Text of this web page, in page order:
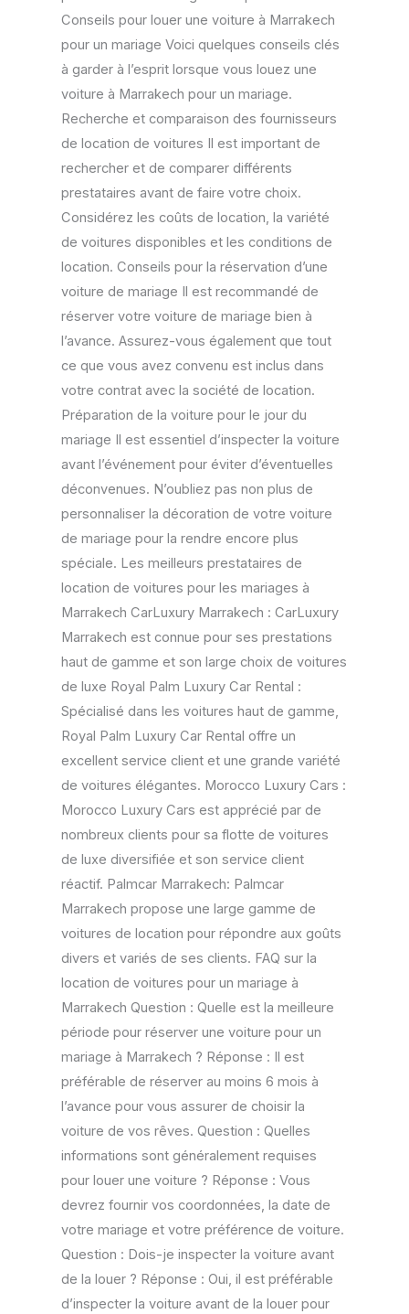
Conseils pour louer une voiture à Marrakech
pour un mariage Voici quelques conseils clés
à garder à l’esprit lorsque vous louez une
voiture à Marrakech pour un mariage.
Recherche et comparaison des fournisseurs
de location de voitures Il est important de
rechercher et de comparer différents
prestataires avant de faire votre choix.
Considérez les coûts de location, la variété
de voitures disponibles et les conditions de
location. Conseils pour la réservation d’une
voiture de mariage Il est recommandé de
réserver votre voiture de mariage bien à
l’avance. Assurez-vous également que tout
ce que vous avez convenu est inclus dans
votre contrat avec la société de location.
Préparation de la voiture pour le jour du
mariage Il est essentiel d’inspecter la voiture
avant l’événement pour éviter d’éventuelles
déconvenues. N’oubliez pas non plus de
personnaliser la décoration de votre voiture
de mariage pour la rendre encore plus
spéciale. Les meilleurs prestataires de
location de voitures pour les mariages à
Marrakech CarLuxury Marrakech : CarLuxury
Marrakech est connue pour ses prestations
haut de gamme et son large choix de voitures
de luxe Royal Palm Luxury Car Rental :
Spécialisé dans les voitures haut de gamme,
Royal Palm Luxury Car Rental offre un
excellent service client et une grande variété
de voitures élégantes. Morocco Luxury Cars :
Morocco Luxury Cars est apprécié par de
nombreux clients pour sa flotte de voitures
de luxe diversifiée et son service client
réactif. Palmcar Marrakech: Palmcar
Marrakech propose une large gamme de
voitures de location pour répondre aux goûts
divers et variés de ses clients. FAQ sur la
location de voitures pour un mariage à
Marrakech Question : Quelle est la meilleure
période pour réserver une voiture pour un
mariage à Marrakech ? Réponse : Il est
préférable de réserver au moins 6 mois à
l’avance pour vous assurer de choisir la
voiture de vos rêves. Question : Quelles
informations sont généralement requises
pour louer une voiture ? Réponse : Vous
devrez fournir vos coordonnées, la date de
votre mariage et votre préférence de voiture.
Question : Dois-je inspecter la voiture avant
de la louer ? Réponse : Oui, il est préférable
d’inspecter la voiture avant de la louer pour